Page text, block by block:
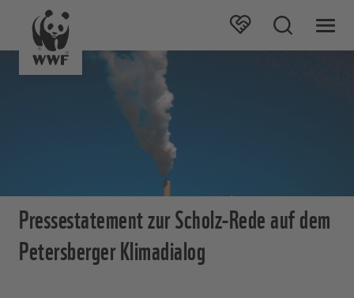
Pressestatement zur Scholz-Rede auf dem
Petersberger Klimadialog